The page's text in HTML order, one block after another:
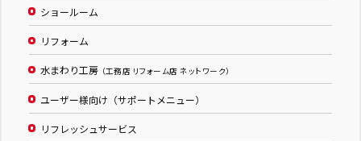
ショールーム
リフォーム
水まわり工房 （工務店 リフォーム店 ネットワーク）
ユーザー様向け（サポートメニュー）
リフレッシュサービス